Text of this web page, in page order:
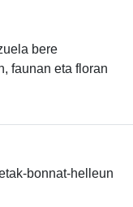
bere
faunan eta floran